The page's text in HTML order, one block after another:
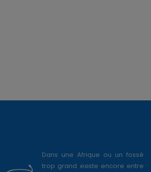
Dans une Afrique ou un fossé
trop grand existe encore entre